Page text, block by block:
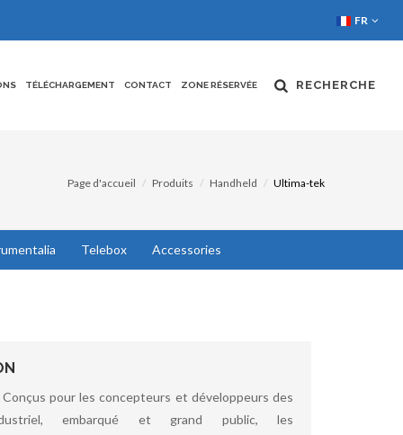
FR
TÉLÉCHARGEMENT CONTACT ZONE RÉSERVÉE RECHERCHE
Page d'accueil Produits Handheld Ultima-tek
Telebox Accessories
pour les concepteurs et développeurs des
embarqué et grand public, les